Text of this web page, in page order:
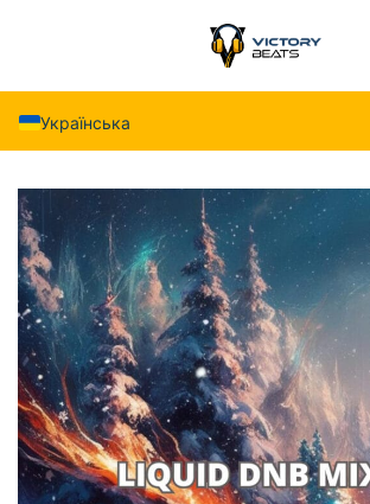
Українська